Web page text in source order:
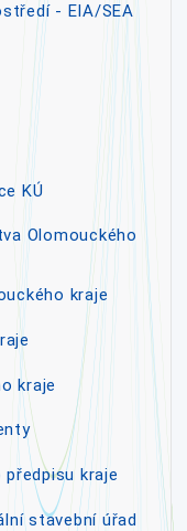
- EIA/SEA
KÚ
Olomouckého
kraje
kraje
předpisu kraje
stavební úřad